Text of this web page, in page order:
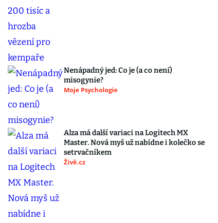
Nenápadný jed: Co je (a co není)
misogynie?
Moje Psychologie
Alza má další variaci na Logitech MX
Master. Nová myš už nabídne i kolečko se
setrvačníkem
Živě.cz